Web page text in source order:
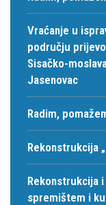
Vraćanje u
području
Sisačko-
Jasenovac
Radim,
Rekonstrukcija
Rekonstrukcija
spremištem i